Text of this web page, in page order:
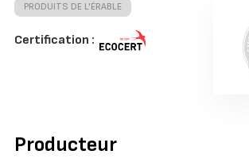
PRODUITS DE L'ÉRABLE
Certification :
Producteur